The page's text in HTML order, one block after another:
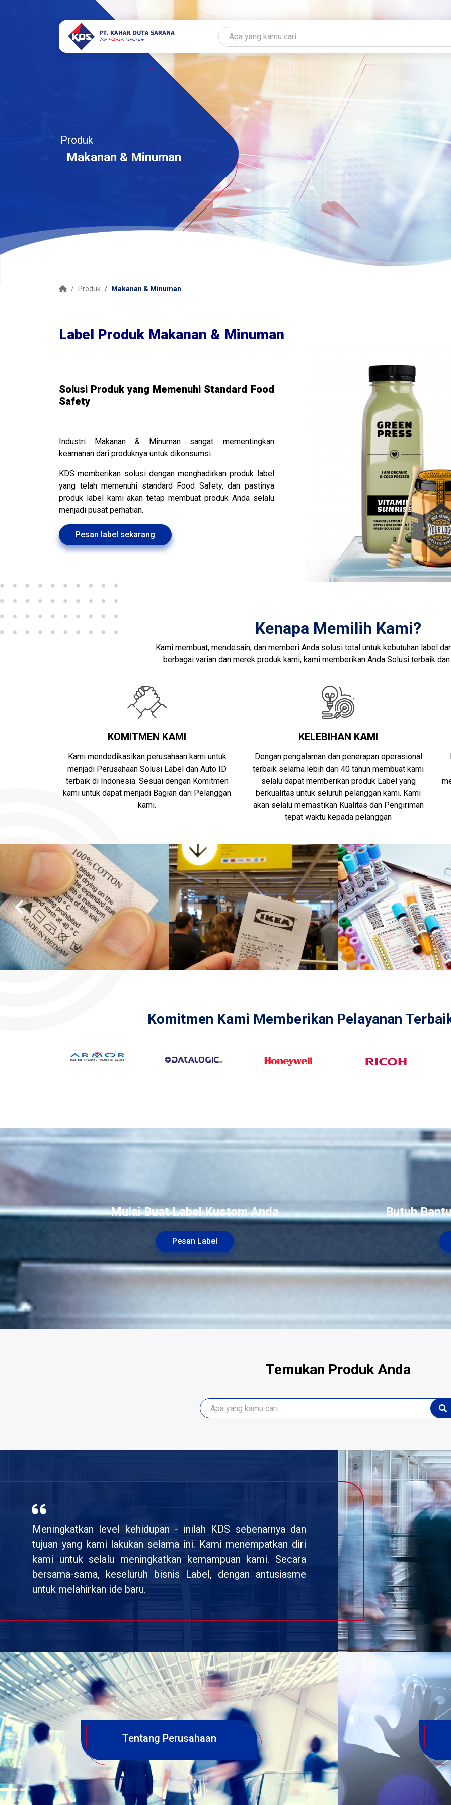
Produk
Makanan & Minuman
Produk Makanan & Minuman
Label Produk Makanan & Minuman
Solusi Produk yang Memenuhi Standard Food
Safety
Industri Makanan & Minuman sangat mementingkan
keamanan dari produknya untuk dikonsumsi.
KDS memberikan solusi dengan menghadirkan produk label
yang telah memenuhi standard Food Safety, dan pastinya
produk label kami akan tetap membuat produk Anda selalu
menjadi pusat perhatian.
Pesan label sekarang
Kenapa Memilih Kami?
Kami membuat, mendesain, dan memberi Anda solusi total untuk kebutuhan label
berbagai varian dan merek produk kami, kami memberikan Anda Solusi terbaik
KOMITMEN KAMI
Kami mendedikasikan perusahaan kami untuk
menjadi Perusahaan Solusi Label dan Auto ID
terbaik di Indonesia. Sesuai dengan Komitmen
kami untuk dapat menjadi Bagian dari Pelanggan
kami.
KELEBIHAN KAMI
Dengan pengalaman dan penerapan operasional
terbaik selama lebih dari 40 tahun membuat kami
selalu dapat memberikan produk Label yang
berkualitas untuk seluruh pelanggan kami. Kami
akan selalu memastikan Kualitas dan Pengiriman
tepat waktu kepada pelanggan
Komitmen Kami Memberikan Pelayanan
Mulai Buat Label Kustom Anda
Pesan Label
Butuh
Temukan Produk Anda
Meningkatkan level kehidupan - inilah KDS sebenarnya dan
tujuan yang kami lakukan selama ini. Kami menempatkan diri
kami untuk selalu meningkatkan kemampuan kami. Secara
bersama-sama, keseluruh bisnis Label, dengan antusiasme
untuk melahirkan ide baru.
Tentang Perusahaan